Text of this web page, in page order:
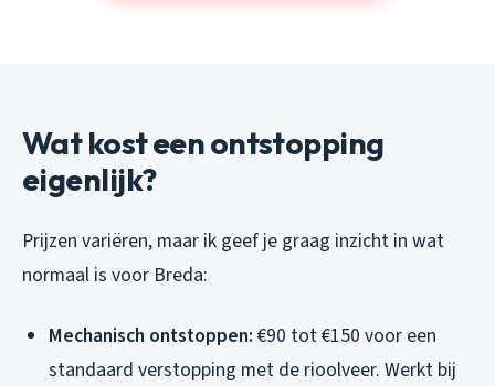
Wat kost een ontstopping
eigenlijk?
Prijzen variëren, maar ik geef je graag inzicht in wat
normaal is voor Breda:
Mechanisch ontstoppen: €90 tot €150 voor een
standaard verstopping met de rioolveer. Werkt bij